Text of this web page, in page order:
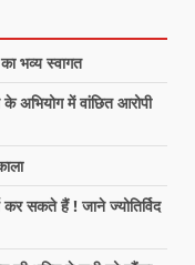
भव्य स्वागत
अभियोग में वांछित आरोपी
सकते हैं ! जाने ज्योतिर्विद